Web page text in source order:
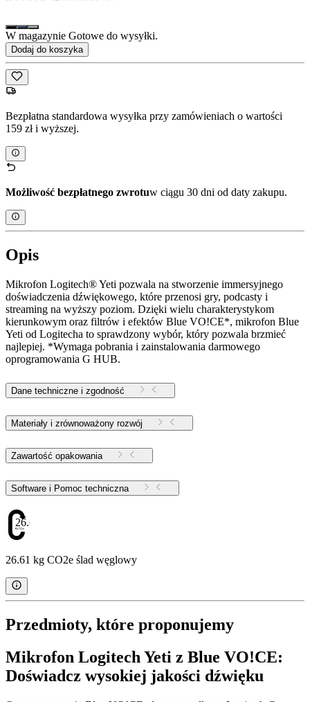
W magazynie Gotowe do wysyłki.
Dodaj do koszyka
Bezpłatna standardowa wysyłka przy zamówieniach o wartości
159 zł i wyższej.
Możliwość bezpłatnego zwrotuw ciągu 30 dni od daty zakupu.
Opis
Mikrofon Logitech® Yeti pozwala na stworzenie immersyjnego
doświadczenia dźwiękowego, które przenosi gry, podcasty i
streaming na wyższy poziom. Dzięki wielu charakterystykom
kierunkowym oraz filtrów i efektów Blue VO!CE*, mikrofon Blue
Yeti od Logitecha to sprawdzony wybór, który pozwala brzmieć
najlepiej. *Wymaga pobrania i zainstalowania darmowego
oprogramowania G HUB.
Dane techniczne i zgodność
Materiały i zrównoważony rozwój
Zawartość opakowania
Software i Pomoc techniczna
26.61
26.61 kg CO2e ślad węglowy
Przedmioty, które proponujemy
Mikrofon Logitech Yeti z Blue VO!CE:
Doświadcz wysokiej jakości dźwięku